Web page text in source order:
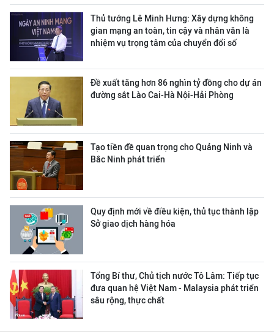
Thủ tướng Lê Minh Hưng: Xây dựng không
gian mạng an toàn, tin cậy và nhân văn là
nhiệm vụ trọng tâm của chuyển đổi số
Đề xuất tăng hơn 86 nghìn tỷ đồng cho dự án
đường sắt Lào Cai-Hà Nội-Hải Phòng
Tạo tiền đề quan trọng cho Quảng Ninh và
Bắc Ninh phát triển
Quy định mới về điều kiện, thủ tục thành lập
Sở giao dịch hàng hóa
Tổng Bí thư, Chủ tịch nước Tô Lâm: Tiếp tục
đưa quan hệ Việt Nam - Malaysia phát triển
sâu rộng, thực chất